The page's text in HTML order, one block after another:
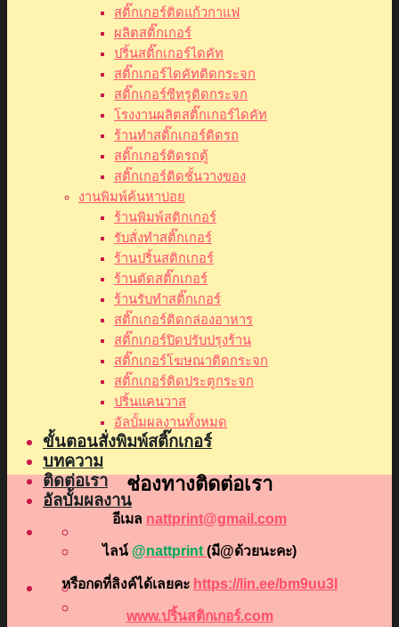
สติ๊กเกอร์ติดแก้วกาแฟ
ผลิตสติ๊กเกอร์
ปริ้นสติ๊กเกอร์ไดคัท
สติ๊กเกอร์ไดคัทติดกระจก
สติ๊กเกอร์ซีทรูติดกระจก
โรงงานผลิตสติ๊กเกอร์ไดคัท
ร้านทำสติ๊กเกอร์ติดรถ
สติ๊กเกอร์ติดรถตู้
สติ๊กเกอร์ติดชั้นวางของ
งานพิมพ์ค้นหาบ่อย
ร้านพิมพ์สติกเกอร์
รับสั่งทำสติ๊กเกอร์
ร้านปริ้นสติกเกอร์
ร้านตัดสติ๊กเกอร์
ร้านรับทำสติ๊กเกอร์
สติ๊กเกอร์ติดกล่องอาหาร
สติ๊กเกอร์ปิดปรับปรุงร้าน
สติ๊กเกอร์โฆษณาติดกระจก
สติ๊กเกอร์ติดประตูกระจก
ปริ้นแคนวาส
อัลบั้มผลงานทั้งหมด
ขั้นตอนสั่งพิมพ์สติ๊กเกอร์
บทความ
ติดต่อเรา
อัลบั้มผลงาน
ช่องทางติดต่อเรา
อีเมล nattprint@gmail.com
ไลน์ @nattprint(มี@ด้วยนะคะ)
หรือกดที่ลิงค์ได้เลยคะ https://lin.ee/bm9uu3I
www.ปริ้นสติกเกอร์.com